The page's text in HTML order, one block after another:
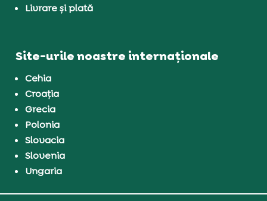
Livrare și plată
Site-urile noastre internaționale
Cehia
Croația
Grecia
Polonia
Slovacia
Slovenia
Ungaria